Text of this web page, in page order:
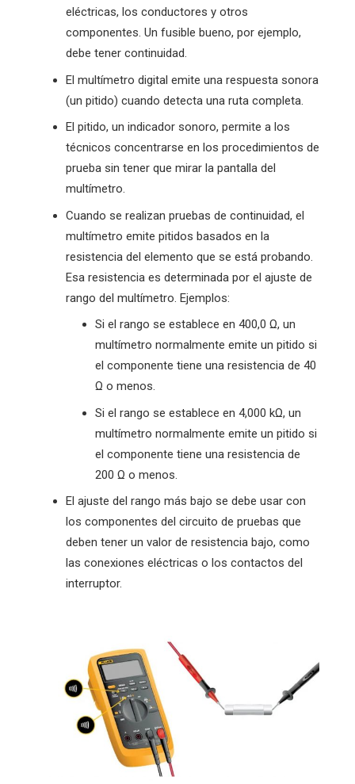
eléctricas, los conductores y otros
componentes. Un fusible bueno, por ejemplo,
debe tener continuidad.
El multímetro digital emite una respuesta sonora
(un pitido) cuando detecta una ruta completa.
El pitido, un indicador sonoro, permite a los
técnicos concentrarse en los procedimientos de
prueba sin tener que mirar la pantalla del
multímetro.
Cuando se realizan pruebas de continuidad, el
multímetro emite pitidos basados en la
resistencia del elemento que se está probando.
Esa resistencia es determinada por el ajuste de
rango del multímetro. Ejemplos:
Si el rango se establece en 400,0 Ω, un
multímetro normalmente emite un pitido si
el componente tiene una resistencia de 40
Ω o menos.
Si el rango se establece en 4,000 kΩ, un
multímetro normalmente emite un pitido si
el componente tiene una resistencia de
200 Ω o menos.
El ajuste del rango más bajo se debe usar con
los componentes del circuito de pruebas que
deben tener un valor de resistencia bajo, como
las conexiones eléctricas o los contactos del
interruptor.